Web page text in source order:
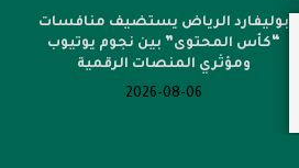
بوليفارد الرياض يستضيف منافسات
“كأس المحتوى” بين نجوم يوتيوب
ومؤثري المنصات الرقمية
2026-08-06